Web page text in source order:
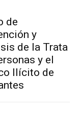
de
y
de la Trata
y el
Ilícito de